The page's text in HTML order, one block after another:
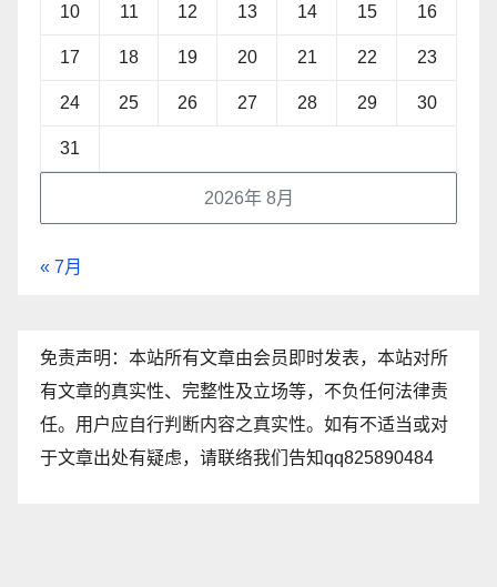
2026年 8月
10 11 12 13 14 15 16
17 18 19 20 21 22 23
24 25 26 27 28 29 30
31
« 7月
免责声明：本站所有文章由会员即时发表，本站对所
有文章的真实性、完整性及立场等，不负任何法律责
任。用户应自行判断内容之真实性。如有不适当或对
于文章出处有疑虑，请联络我们告知qq825890484